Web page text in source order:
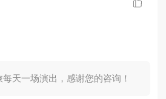
天一场演出，感谢您的咨询！